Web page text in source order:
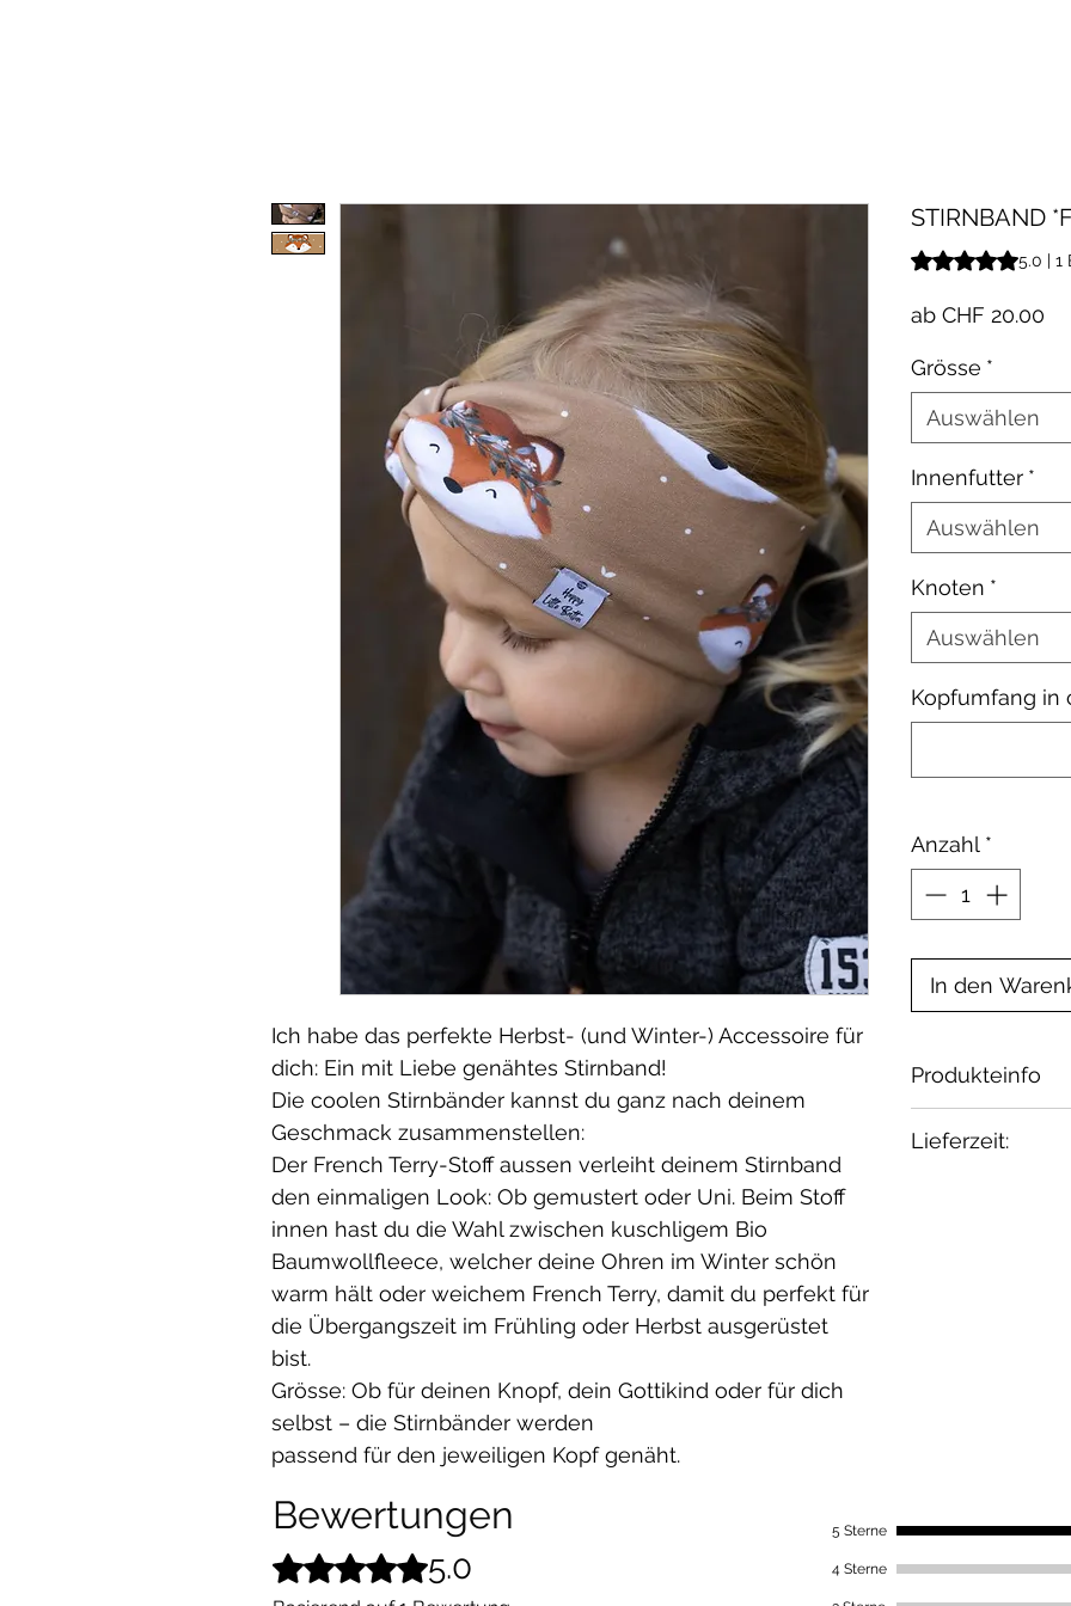
Ich habe das perfekte Herbst- (und Winter-) Accessoire für
dich: Ein mit Liebe genähtes Stirnband!
Die coolen Stirnbänder kannst du ganz nach deinem
Geschmack zusammenstellen:
Der French Terry-Stoff aussen verleiht deinem Stirnband
den einmaligen Look: Ob gemustert oder Uni. Beim Stoff
innen hast du die Wahl zwischen kuschligem Bio
Baumwollfleece, welcher deine Ohren im Winter schön
warm hält oder weichem French Terry, damit du perfekt für
die Übergangszeit im Frühling oder Herbst ausgerüstet
bist.
Grösse: Ob für deinen Knopf, dein Gottikind oder für dich
selbst – die Stirnbänder werden
passend für den jeweiligen Kopf genäht.
STIRNBAND
Das Rating 5.0 | 1
ab CHF 20.00
Grösse *
Auswählen
Innenfutter *
Auswählen
Knoten *
Auswählen
Kopfumfang in
Anzahl *
In den
Produkteinfo
Fleece: 100%
Lieferzeit:
Bewertungen
Mit 5 von 5 Sternen bewertet.
5.0
5 Sterne
4 Sterne